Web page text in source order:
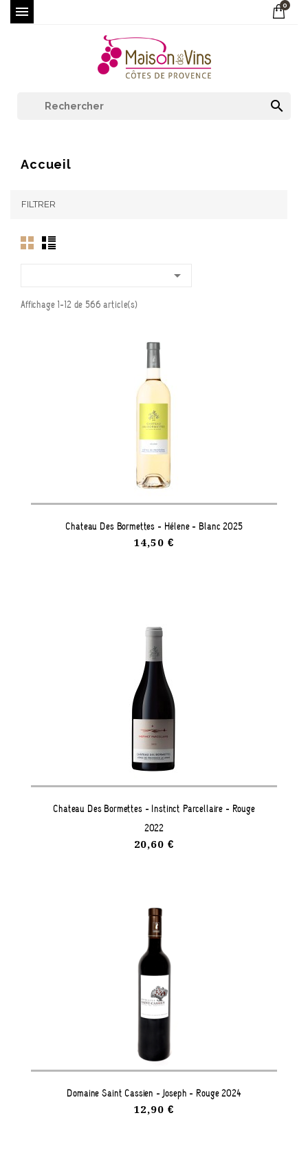
 0

Accueil
FILTRER

Affichage 1-12 de 566 article(s)
Château Des Bormettes - Hélène - Blanc 2025
14,50 €
Château Des Bormettes - Instinct Parcellaire - Rouge
2022
20,60 €
Domaine Saint Cassien - Joseph - Rouge 2024
12,90 €